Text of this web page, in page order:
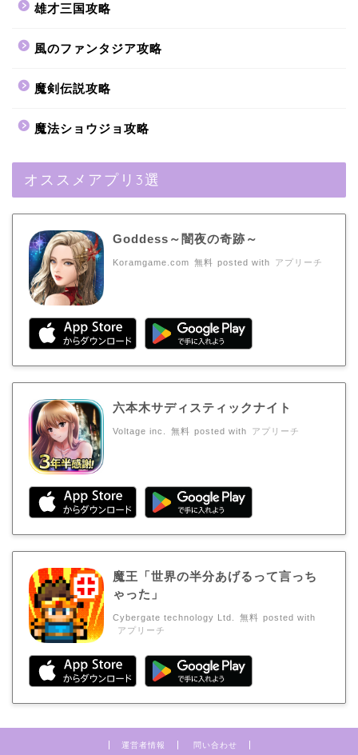
雄才三国攻略
風のファンタジア攻略
魔剣伝説攻略
魔法ショウジョ攻略
オススメアプリ3選
Goddess～闇夜の奇跡～
Koramgame.com 無料 posted with アプリーチ
六本木サディスティックナイト
Voltage inc. 無料 posted with アプリーチ
魔王「世界の半分あげるって言っち
ゃった」
Cybergate technology Ltd. 無料 posted with
アプリーチ
運営者情報 問い合わせ